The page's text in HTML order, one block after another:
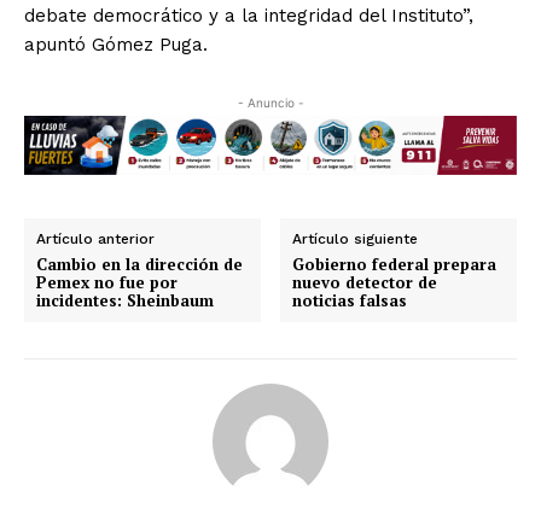
debate democrático y a la integridad del Instituto”,
apuntó Gómez Puga.
- Anuncio -
Artículo anterior
Cambio en la dirección de
Pemex no fue por
incidentes: Sheinbaum
Artículo siguiente
Gobierno federal prepara
nuevo detector de
noticias falsas